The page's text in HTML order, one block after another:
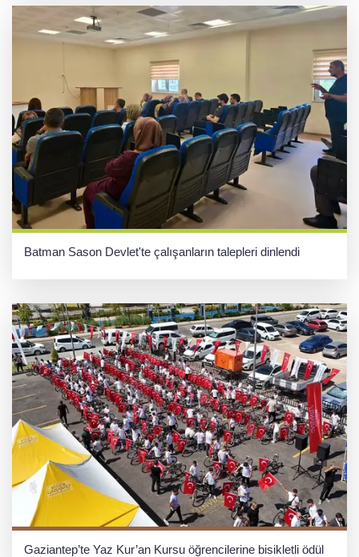
Batman Sason Devlet'te çalışanların talepleri dinlendi
Gaziantep’te Yaz Kur’an Kursu öğrencilerine bisikletli ödül